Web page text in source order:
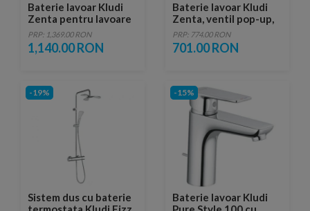
Baterie lavoar Kludi
Zenta pentru lavoare
tip bol, fara ventil
PRP: 1,369.00 RON
1,140.00 RON
Baterie lavoar Kludi
Zenta, ventil pop-up,
crom-alb
PRP: 774.00 RON
701.00 RON
-19%
Sistem dus cu baterie
-15%
Baterie lavoar Kludi